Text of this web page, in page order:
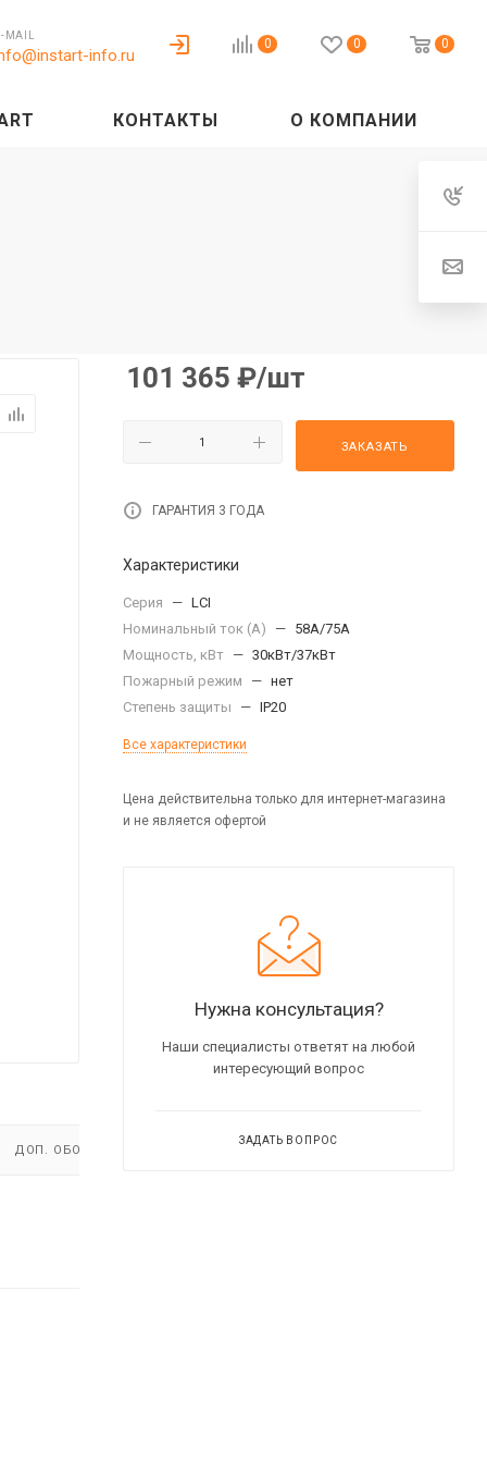
MAIL
info.ru
0 0 0
КОНТАКТЫ О КОМПАНИИ
ДОП. ОБОРУДОВАНИЕ ВИДЕО (2)
101 365 ₽/шт
ЗАКАЗАТЬ
ГАРАНТИЯ 3 ГОДА
Характеристики
Серия — LCI
Номинальный ток (А)
— 58А/75A
Мощность, кВт — 30кВт/37кВт
Пожарный режим
— нет
Степень защиты
— IP20
Все характеристики
Цена действительна только для интернет-магазина
и не является офертой
Нужна консультация?
Наши специалисты ответят на любой
интересующий вопрос
ЗАДАТЬ ВОПРОС